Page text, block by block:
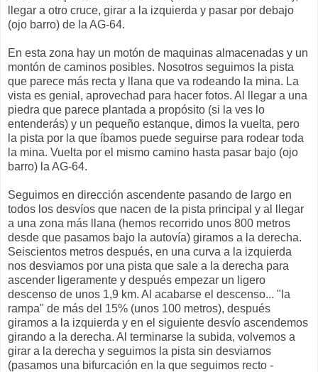
llegar a otro cruce, girar a la izquierda y pasar por debajo
(ojo barro) de la AG-64.
En esta zona hay un motón de maquinas almacenadas y un
montón de caminos posibles. Nosotros seguimos la pista
que parece más recta y llana que va rodeando la mina. La
vista es genial, aprovechad para hacer fotos. Al llegar a una
piedra que parece plantada a propósito (si la ves lo
entenderás) y un pequeño estanque, dimos la vuelta, pero
la pista por la que íbamos puede seguirse para rodear toda
la mina. Vuelta por el mismo camino hasta pasar bajo (ojo
barro) la AG-64.
Seguimos en dirección ascendente pasando de largo en
todos los desvíos que nacen de la pista principal y al llegar
a una zona más llana (hemos recorrido unos 800 metros
desde que pasamos bajo la autovía) giramos a la derecha.
Seiscientos metros después, en una curva a la izquierda
nos desviamos por una pista que sale a la derecha para
ascender ligeramente y después empezar un ligero
descenso de unos 1,9 km. Al acabarse el descenso... "la
rampa" de más del 15% (unos 100 metros), después
giramos a la izquierda y en el siguiente desvío ascendemos
girando a la derecha. Al terminarse la subida, volvemos a
girar a la derecha y seguimos la pista sin desviarnos
(pasamos una bifurcación en la que seguimos recto -